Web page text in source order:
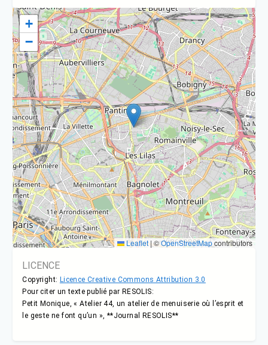
+
−
Leaflet |©OpenStreetMapcontributors
LICENCE
Copyright: Licence Creative Commons Attribution 3.0
Pour citer un texte publié par RESOLIS:
Petit Monique, « Atelier 44, un atelier de menuiserie où l’esprit et
le geste ne font qu’un », **Journal RESOLIS**